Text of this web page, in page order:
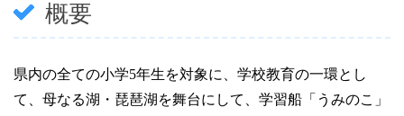
概要
県内の全ての小学5年生を対象に、学校教育の一環とし
て、母なる湖・琵琶湖を舞台にして、学習船「うみのこ」